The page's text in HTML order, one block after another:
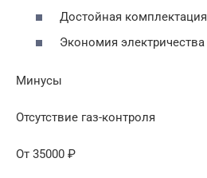
Достойная комплектация
Экономия электричества
Минусы
Отсутствие газ-контроля
От 35000 ₽